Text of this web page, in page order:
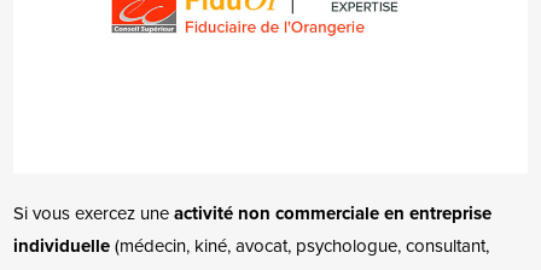
Si vous exercez uneactivité non commerciale en entreprise
individuelle(médecin, kiné, avocat, psychologue, consultant,